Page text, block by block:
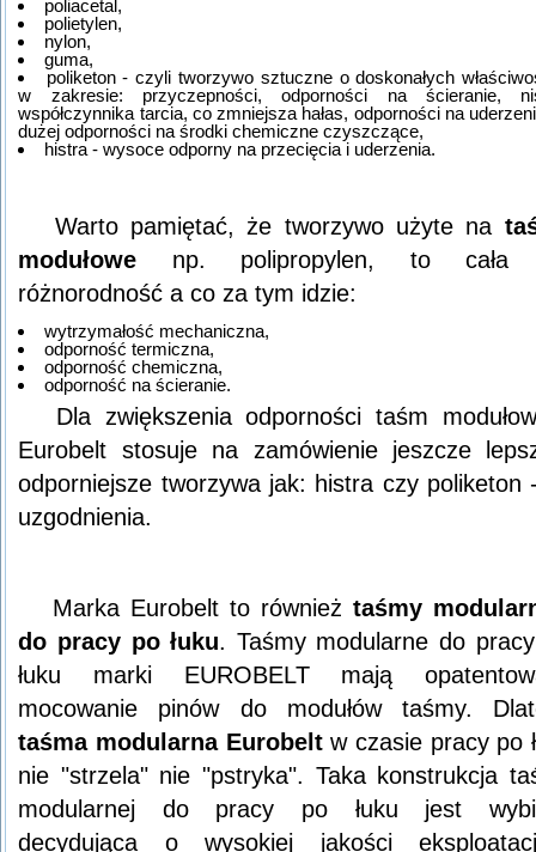
poliacetal,
polietylen,
nylon,
guma,
poliketon - czyli tworzywo sztuczne o doskonałych
w zakresie: przyczepności, odporności na ścieranie,
współczynnika tarcia, co zmniejsza hałas, odporności na
dużej odporności na środki chemiczne czyszczące,
histra - wysoce odporny na przecięcia i uderzenia.
Warto pamiętać, że tworzywo użyte na
modułowe np. polipropylen, to cała
różnorodność a co za tym idzie:
wytrzymałość mechaniczna,
odporność termiczna,
odporność chemiczna,
odporność na ścieranie.
Dla zwiększenia odporności taśm
Eurobelt stosuje na zamówienie jeszcze
odporniejsze tworzywa jak: histra czy poliketon
uzgodnienia.
Marka Eurobelt to również taśmy
do pracy po łuku. Taśmy modularne do
łuku marki EUROBELT mają
mocowanie pinów do modułów taśmy.
taśma modularna Eurobeltw czasie pracy po
nie "strzela" nie "pstryka". Taka konstrukcja
modularnej do pracy po łuku jest
decydująca o wysokiej jakości